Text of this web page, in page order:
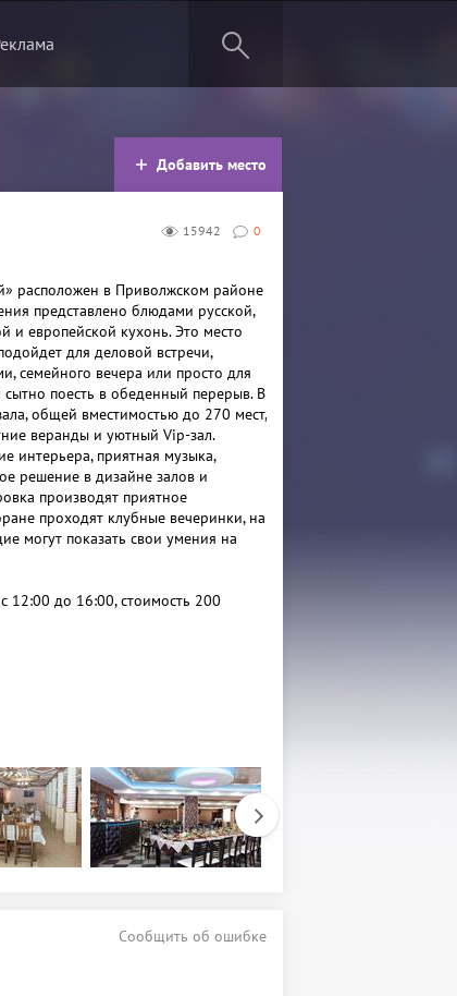
Добавить место
0
15942
расположен в Приволжском районе
представлено блюдами русской,
и европейской кухонь. Это место
для деловой встречи,
семейного вечера или просто для
сытно поесть в обеденный перерыв. В
общей вместимостью до 270 мест,
веранды и уютный Vip-зал.
интерьера, приятная музыка,
решение в дизайне залов и
производят приятное
проходят клубные вечеринки, на
могут показать свои умения на
12:00 до 16:00, стоимость 200
Сообщить об ошибке